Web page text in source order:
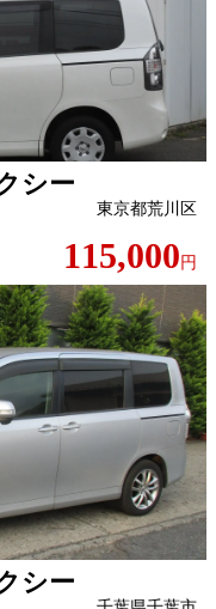
シー
東京都荒川区
115,000 円
シー